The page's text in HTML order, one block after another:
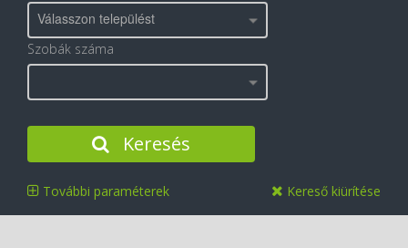
Válasszon települést
Szobák száma
Keresés
További paraméterek Kereső kiürítése